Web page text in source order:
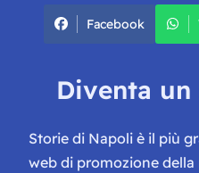
Facebook
Diventa
Storie di Napoli è il più
web di promozione della